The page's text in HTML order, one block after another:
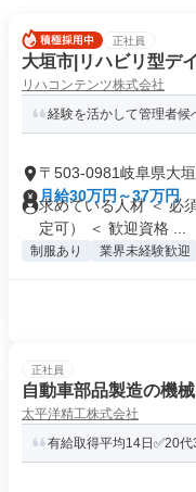
正社員
大垣市|リハビリ型デ
リハコンテンツ株式会社
経験を活かして管理者
〒503-0981岐阜県大
月給30万円～37万円
求めている人材 ＜ 必
定可） ＜ 歓迎資格 ...
制服あり 業界未経験歓迎
正社員
自動車部品製造の機
太平洋精工株式会社
有給取得平均14日✅20